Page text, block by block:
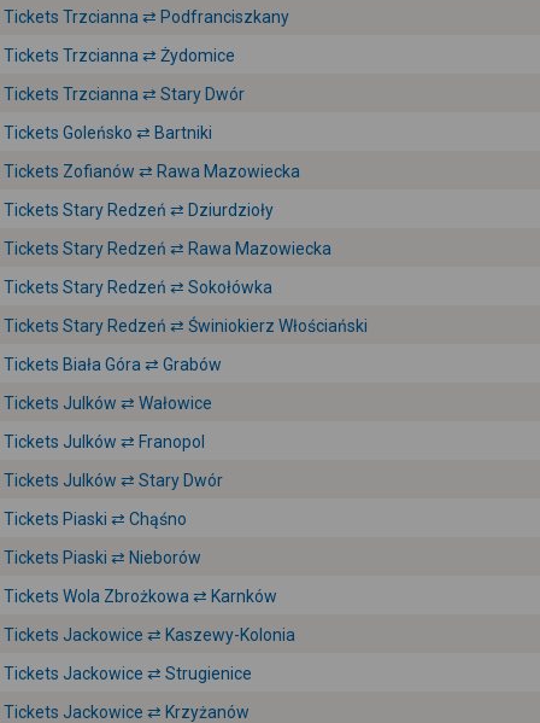
Tickets Trzcianna ⇄ Podfranciszkany
Tickets Trzcianna ⇄ Żydomice
Tickets Trzcianna ⇄ Stary Dwór
Tickets Goleńsko ⇄ Bartniki
Tickets Zofianów ⇄ Rawa Mazowiecka
Tickets Stary Redzeń ⇄ Dziurdzioły
Tickets Stary Redzeń ⇄ Rawa Mazowiecka
Tickets Stary Redzeń ⇄ Sokołówka
Tickets Stary Redzeń ⇄ Świniokierz Włościański
Tickets Biała Góra ⇄ Grabów
Tickets Julków ⇄ Wałowice
Tickets Julków ⇄ Franopol
Tickets Julków ⇄ Stary Dwór
Tickets Piaski ⇄ Chąśno
Tickets Piaski ⇄ Nieborów
Tickets Wola Zbrożkowa ⇄ Karnków
Tickets Jackowice ⇄ Kaszewy-Kolonia
Tickets Jackowice ⇄ Strugienice
Tickets Jackowice ⇄ Krzyżanów